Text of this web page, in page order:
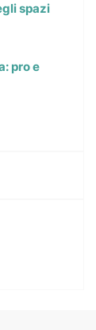
spazi
pro e